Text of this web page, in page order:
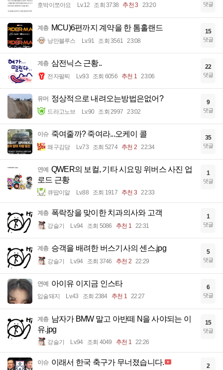
호박이쪼아요 Lv.12 조회 3738 추천 3 23:20 댓글
계층 MCU)6편까지 계약을 한 톰홀랜드
낭만블루스 Lv.91 조회 3561 23:08
15
댓글
계층 삼전닉스 근황..
전자팔찌 Lv.93 조회 6056 추천 1 23:06
22
댓글
유머 정상적으로 내려오는방법은없어?
드라고노브 Lv.90 조회 2997 23:02
9
댓글
이슈 죽여줄까? 죽여라...오케이 콜
왜구김당 Lv.73 조회 5274 추천 2 22:34
35
댓글
연예 QWER의 보컬, 기타 시요밍 위버스 사진 업
로드 근황
큐땁이알 Lv.88 조회 1917 추천 3 22:33
1
댓글
계층 폭락장을 맞이한 치과의사와 고객
강슬기 Lv.94 조회 5086 추천 1 22:31
1
댓글
계층 승객을 배려한 버스기사의 센스.jpg
강슬기 Lv.94 조회 3746 추천 2 22:29
5
댓글
연예 아이유 이지금 인스타
입술돼지 Lv.43 조회 2384 추천 1 22:27
6
댓글
계층 남자가 BMW 말고 아반떼 N을 사야되는 이
유.jpg
강슬기 Lv.94 조회 4049 추천 1 22:26
15
댓글
이슈 이래서 한국 축구가 무너졌습니다. 2